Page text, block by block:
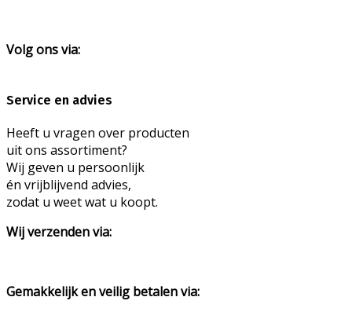
Volg ons via:
Service en advies
Heeft u vragen over producten
uit ons assortiment?
Wij geven u persoonlijk
én vrijblijvend advies,
zodat u weet wat u koopt.
Wij verzenden via:
Gemakkelijk en veilig betalen via: